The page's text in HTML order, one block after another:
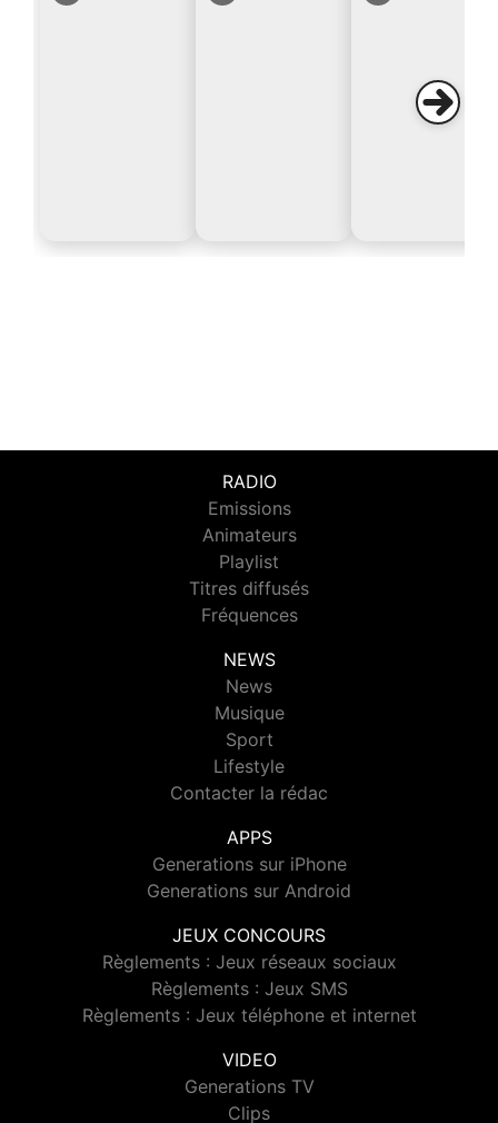
RADIO
Emissions
Animateurs
Playlist
Titres diffusés
Fréquences
NEWS
News
Musique
Sport
Lifestyle
Contacter la rédac
APPS
Generations sur iPhone
Generations sur Android
JEUX CONCOURS
Règlements : Jeux réseaux sociaux
Règlements : Jeux SMS
Règlements : Jeux téléphone et internet
VIDEO
Generations TV
Clips